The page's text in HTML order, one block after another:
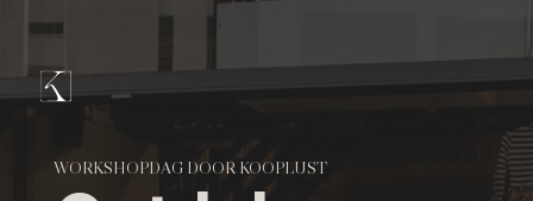
WORKSHOPDAG DOOR KOOPLUST